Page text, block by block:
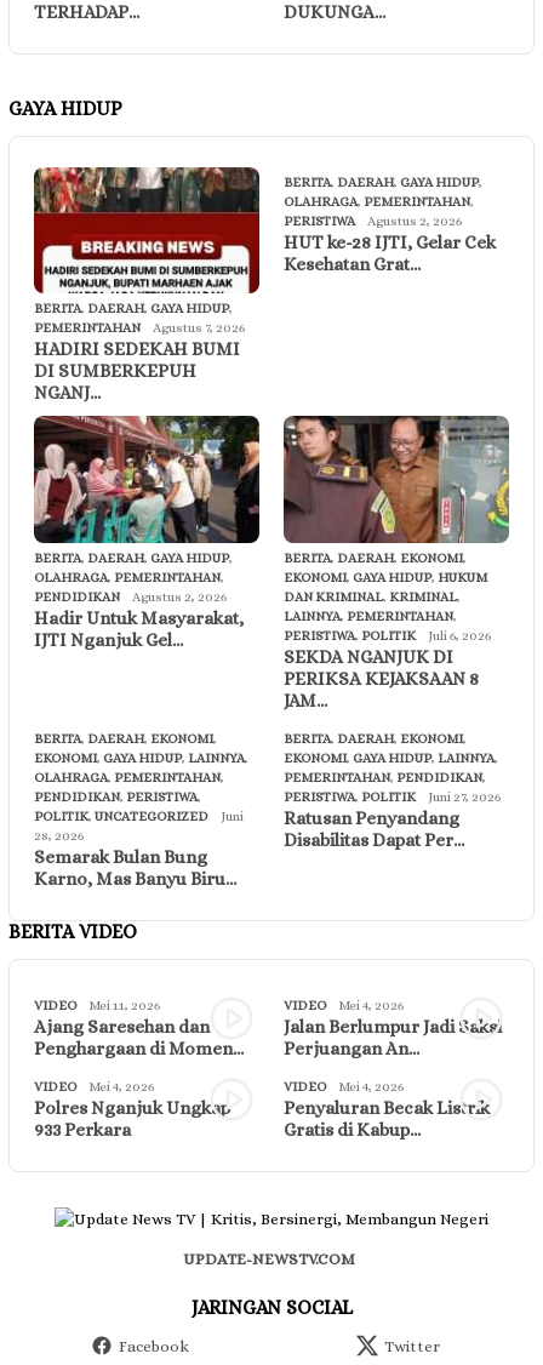
TERHADAP…
DUKUNGA…
GAYA HIDUP
BERITA, DAERAH, GAYA HIDUP,
PEMERINTAHAN
Agustus 7, 2026
HADIRI SEDEKAH BUMI
DI SUMBERKEPUH
NGANJ…
BERITA, DAERAH, GAYA HIDUP,
OLAHRAGA, PEMERINTAHAN,
PERISTIWA
Agustus 2, 2026
HUT ke-28 IJTI, Gelar Cek
Kesehatan Grat…
BERITA, DAERAH, GAYA HIDUP,
OLAHRAGA, PEMERINTAHAN,
PENDIDIKAN
Agustus 2, 2026
Hadir Untuk Masyarakat,
IJTI Nganjuk Gel…
BERITA, DAERAH, EKONOMI,
EKONOMI, GAYA HIDUP, HUKUM
DAN KRIMINAL, KRIMINAL,
LAINNYA, PEMERINTAHAN,
PERISTIWA, POLITIK Juli 6, 2026
SEKDA NGANJUK DI
PERIKSA KEJAKSAAN 8
JAM…
BERITA, DAERAH, EKONOMI,
EKONOMI, GAYA HIDUP, LAINNYA,
OLAHRAGA, PEMERINTAHAN,
PENDIDIKAN, PERISTIWA,
POLITIK, UNCATEGORIZED
Juni
28, 2026
Semarak Bulan Bung
Karno, Mas Banyu Biru…
BERITA, DAERAH, EKONOMI,
EKONOMI, GAYA HIDUP, LAINNYA,
PEMERINTAHAN, PENDIDIKAN,
PERISTIWA, POLITIK Juni 27, 2026
Ratusan Penyandang
Disabilitas Dapat Per…
BERITA VIDEO
VIDEO Mei 11, 2026
Ajang Saresehan dan
Penghargaan di Momen…
VIDEO Mei 4, 2026
Jalan Berlumpur Jadi Saksi
Perjuangan An…
VIDEO Mei 4, 2026
Polres Nganjuk Ungkap
933 Perkara
VIDEO Mei 4, 2026
Penyaluran Becak Listrik
Gratis di Kabup…
UPDATE-NEWSTV.COM
JARINGAN SOCIAL
Facebook Twitter